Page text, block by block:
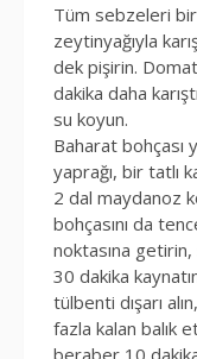
Tüm sebzeleri bir
zeytinyağıyla
dek pişirin.
dakika daha
su koyun.
Baharat bohçası
yaprağı, bir tatlı
2 dal maydanoz
bohçasını da
noktasına getirin,
30 dakika
tülbenti dışarı
fazla kalan balık
beraber 10